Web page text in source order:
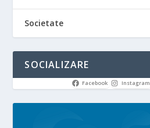
Societate
SOCIALIZARE
Facebook Instagram